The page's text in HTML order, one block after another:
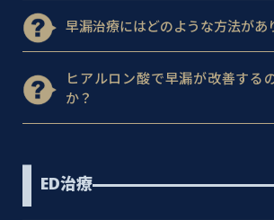
早漏治療にはどのような方法があ
ヒアルロン酸で早漏が改善する
か？
ED治療